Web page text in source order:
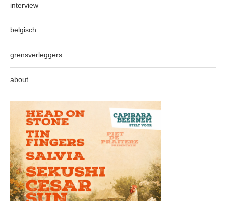
interview
belgisch
grensverleggers
about